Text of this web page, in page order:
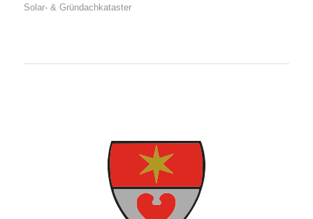
Solar- & Gründachkataster